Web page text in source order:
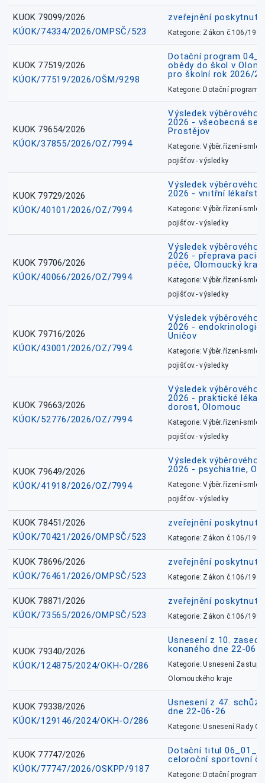
KUOK 79099/2026
KÚOK/74334/2026/OMPSČ/523
zveřejnění
Kategorie: Zákon č.106/1999
KUOK 77519/2026
KÚOK/77519/2026/OŠM/9298
Dotační program
obědy do škol v
pro školní rok 2026/
Kategorie: Dotační
KUOK 79654/2026
KÚOK/37855/2026/OZ/7994
Výsledek výběrového
2026 - všeobecná
Prostějov
Kategorie: Výběr.řízení-
pojišťov.- výsledky
KUOK 79729/2026
KÚOK/40101/2026/OZ/7994
Výsledek výběrového
2026 - vnitřní
Kategorie: Výběr.řízení-
pojišťov.- výsledky
KUOK 79706/2026
KÚOK/40066/2026/OZ/7994
Výsledek výběrového
2026 - přeprava
péče, Olomoucký kraj
Kategorie: Výběr.řízení-
pojišťov.- výsledky
KUOK 79716/2026
KÚOK/43001/2026/OZ/7994
Výsledek výběrového
2026 - endokrinologie
Uničov
Kategorie: Výběr.řízení-
pojišťov.- výsledky
KUOK 79663/2026
KÚOK/52776/2026/OZ/7994
Výsledek výběrového
2026 - praktické
dorost, Olomouc
Kategorie: Výběr.řízení-
pojišťov.- výsledky
KUOK 79649/2026
KÚOK/41918/2026/OZ/7994
Výsledek výběrového
2026 - psychiatrie,
Kategorie: Výběr.řízení-
pojišťov.- výsledky
KUOK 78451/2026
KÚOK/70421/2026/OMPSČ/523
zveřejnění
Kategorie: Zákon č.106/1999
KUOK 78696/2026
KÚOK/76461/2026/OMPSČ/523
zveřejnění
Kategorie: Zákon č.106/1999
KUOK 78871/2026
KÚOK/73565/2026/OMPSČ/523
zveřejnění
Kategorie: Zákon č.106/1999
KUOK 79340/2026
KÚOK/124875/2024/OKH-O/286
Usnesení z 10.
konaného dne 22-06-
Kategorie: Usnesení
Olomouckého kraje
KUOK 79338/2026
KÚOK/129146/2024/OKH-O/286
Usnesení z 47.
dne 22-06-26
Kategorie: Usnesení Rady
KUOK 77747/2026
KÚOK/77747/2026/OSKPP/9187
Dotační titul
celoroční sportovní
Kategorie: Dotační